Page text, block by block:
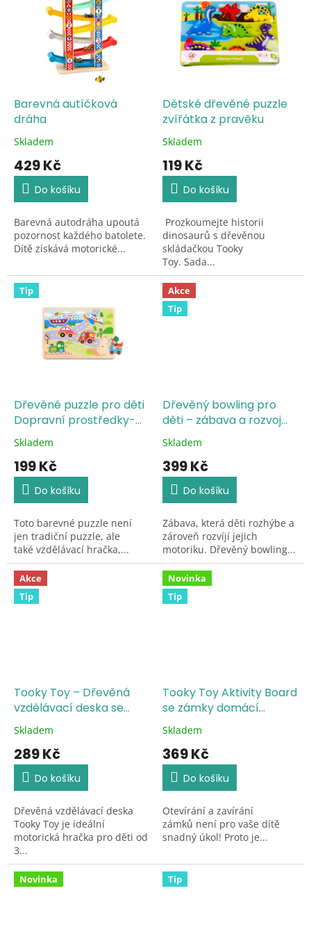
d
u
Barevná autíčková
dráha
Průměrné
hodnocení
produktu
5,0
5
hvězdiček.
Skladem
429 Kč
Do košíku
Barevná autodráha upoutá
pozornost každého batolete.
Dítě získává motorické...
Dětské dřevěné puzzle
zvířátka z pravěku
Průměrné
hodnocení
produktu
5,0
5
hvězdiček.
Skladem
119 Kč
Do košíku
Prozkoumejte historii
dinosaurů s dřevěnou
skládačkou Tooky
Toy. Sada...
Tip
Dřevěné puzzle pro děti
Dopravní prostředky-
auta
Průměrné
hodnocení
produktu
5,0
5
hvězdiček.
Skladem
199 Kč
Do košíku
Toto barevné puzzle není
jen tradiční puzzle, ale
také vzdělávací hračka,...
Akce
Tip
Dřevěný bowling pro
děti – zábava a rozvoj
motoriky od 3 let
Průměrné
hodnocení
produktu
5,0
5
hvězdiček.
Skladem
399 Kč
Do košíku
Zábava, která děti rozhýbe a
zároveň rozvíjí jejich
motoriku. Dřevěný bowling...
Akce
Tip
Tooky Toy – Dřevěná
vzdělávací deska se
zámky a aktivitami
Průměrné
hodnocení
produktu
5,0
5
hvězdiček.
Skladem
289 Kč
Do košíku
Dřevěná vzdělávací deska
Tooky Toy je ideální
motorická hračka pro děti od
3...
Novinka
Tip
Tooky Toy Aktivity Board
se zámky domácí
mazlíčci
Průměrné
hodnocení
produktu
5,0
5
hvězdiček.
Skladem
369 Kč
Do košíku
Otevírání a zavírání
zámků není pro vaše dítě
snadný úkol! Proto je...
Novinka Tip